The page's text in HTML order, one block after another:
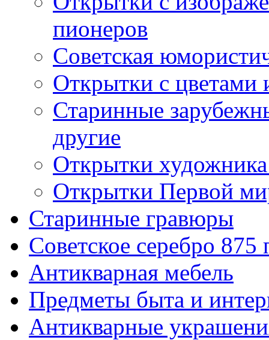
пионеров
Советская
Открытки с цветами
Старинные
другие
Открытки
Открытки Первой
Старинные гравюры
Советское серебро
Антикварная мебель
Предметы быта и
Антикварные